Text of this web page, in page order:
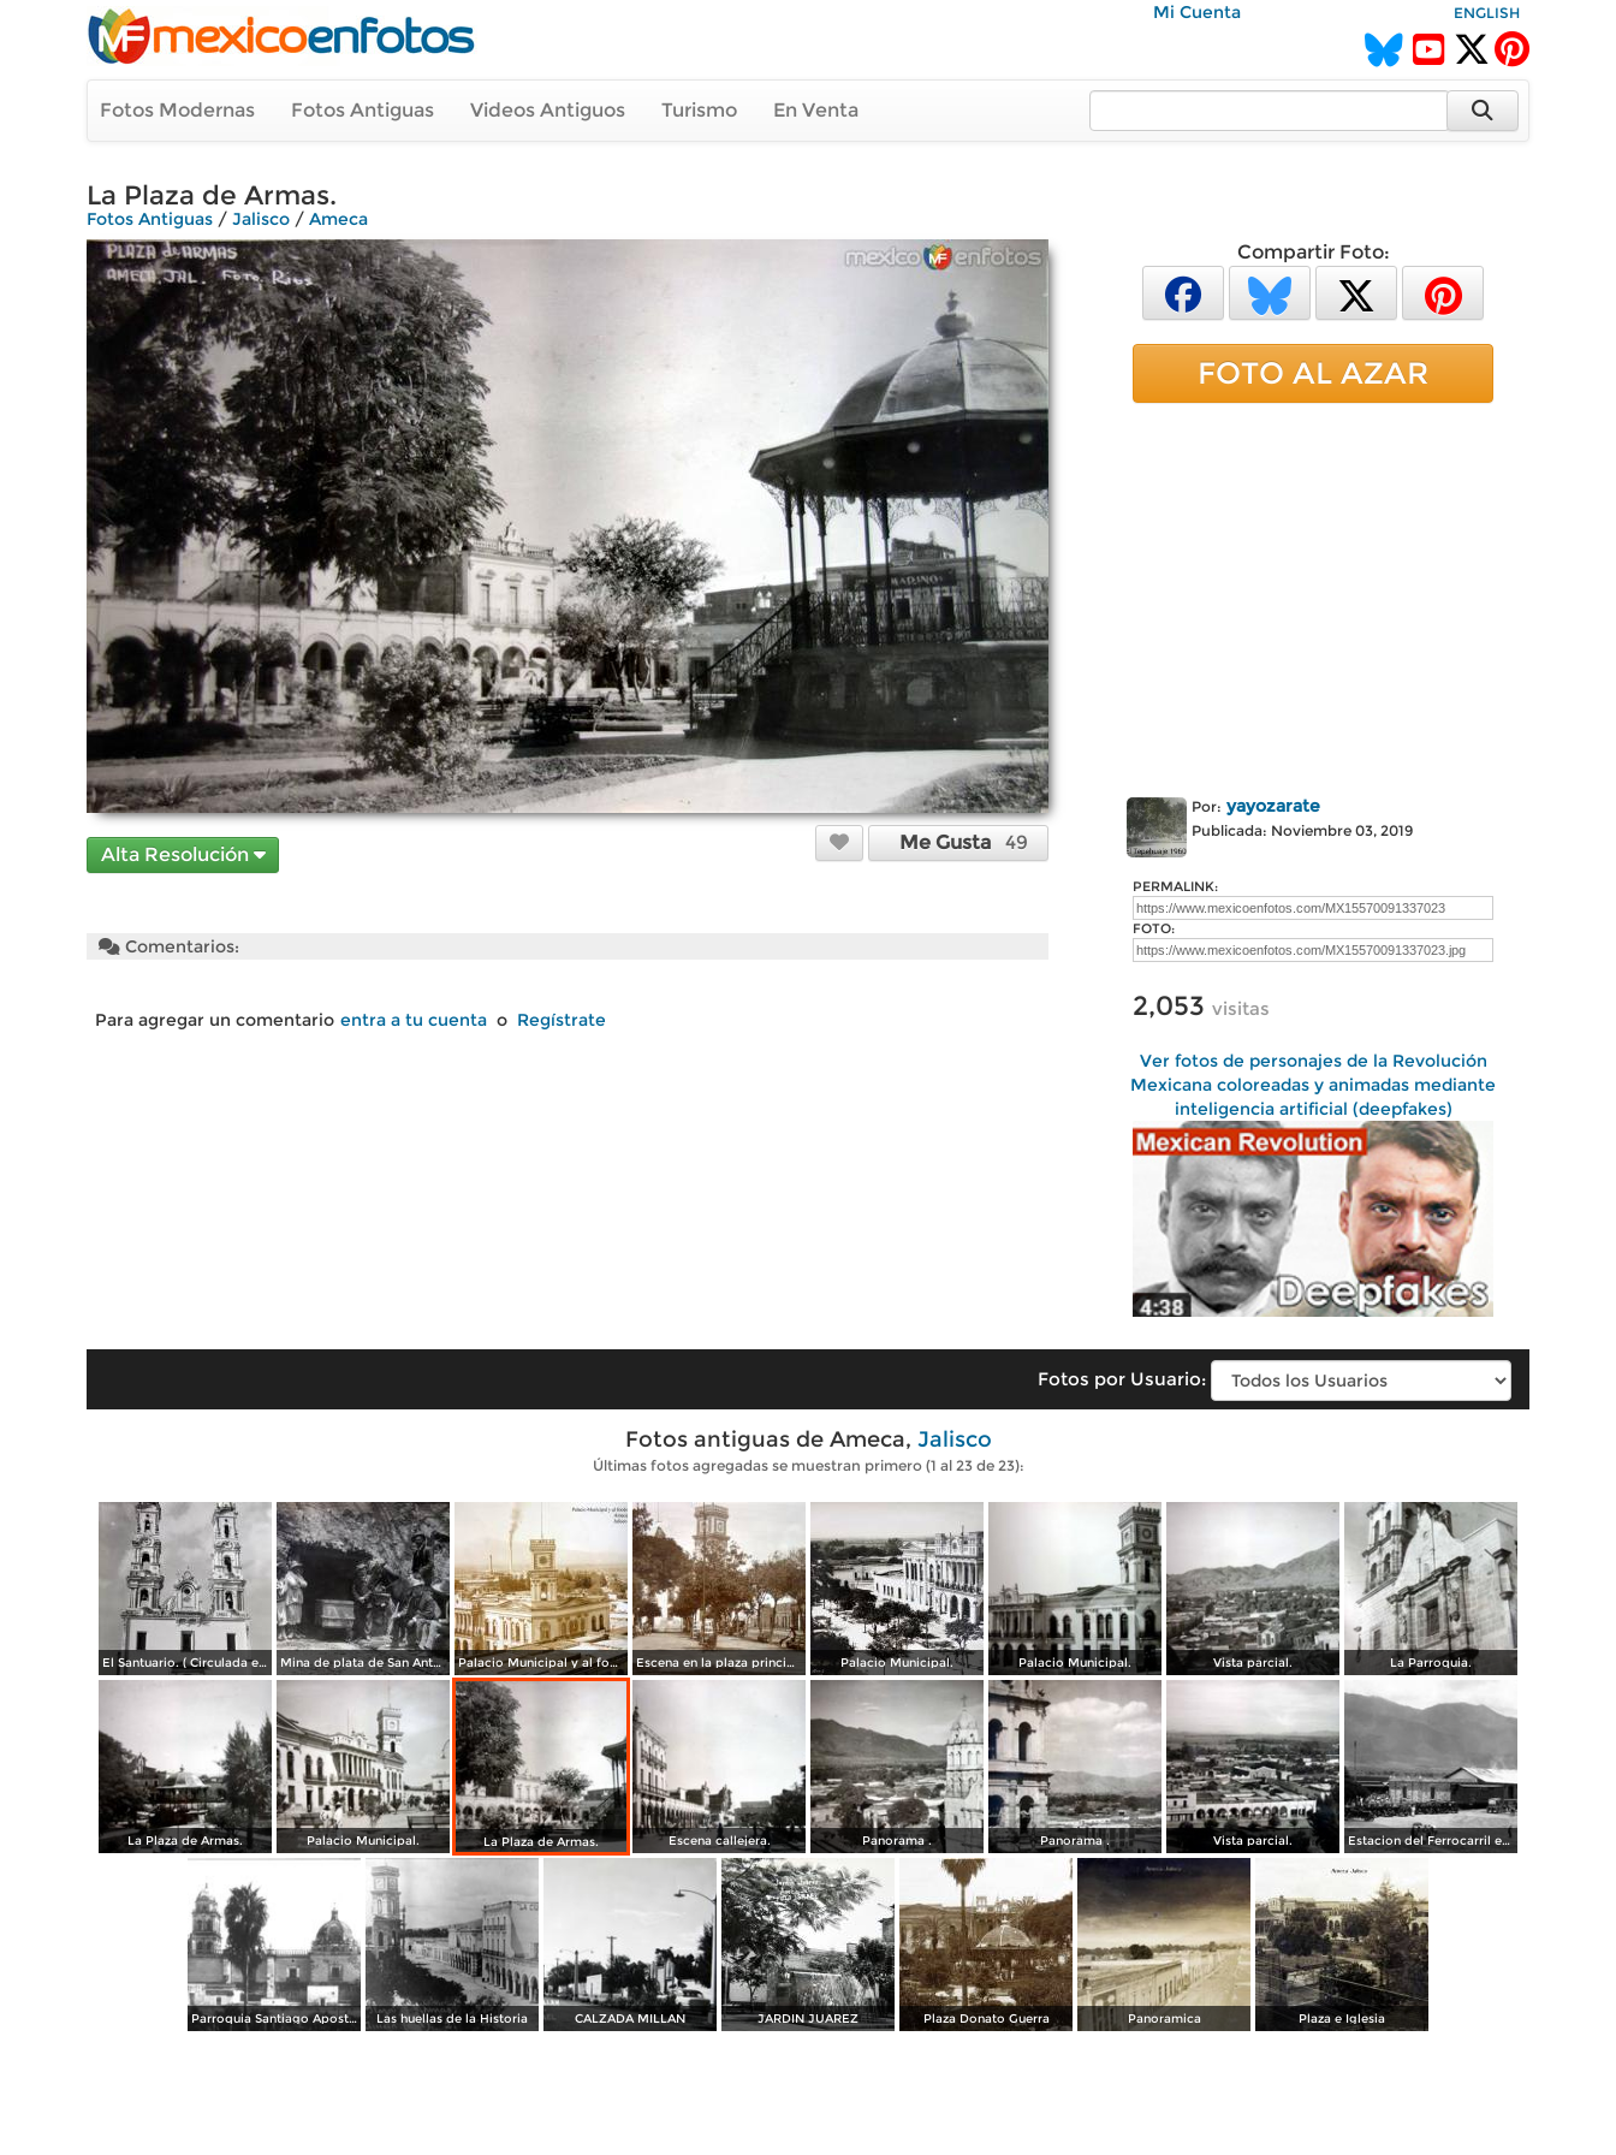
Mi Cuenta ENGLISH
Fotos Modernas Fotos Antiguas Videos Antiguos Turismo En Venta
La Plaza de Armas.
Fotos Antiguas / Jalisco / Ameca
Alta Resolución
Me Gusta 49
Comentarios:
Para agregar un comentario entra a tu cuenta o Regístrate
Compartir Foto:
FOTO AL AZAR
Por: yayozarate
Publicada: Noviembre 03, 2019
PERMALINK:
FOTO:
2,053 visitas
Ver fotos de personajes de la Revolución
Mexicana coloreadas y animadas mediante
inteligencia artificial (deepfakes)
Fotos por Usuario:
Fotos antiguas de Ameca, Jalisco
Últimas fotos agregadas se muestran primero (1 al 23 de 23):
El Santuario. ( Circulada el 28 de Diciembre de 1964 ). Mina de plata de San Antonio ( Circulada el 25 de Junio de 1908 ). Palacio Municipal y al fondo el Ingenio azucarero. Ameca Jalisco Escena en la plaza principal. Palacio Municipal. Palacio Municipal. Vista parcial. La Parroquia.
La Plaza de Armas. Palacio Municipal. La Plaza de Armas. Escena callejera. Panorama . Panorama . Vista parcial. Estacion del Ferrocarril en Ameca Jalisco
Parroquia Santiago Apostol Las huellas de la Historia CALZADA MILLAN JARDIN JUAREZ Plaza Donato Guerra Panoramica Plaza e Iglesia